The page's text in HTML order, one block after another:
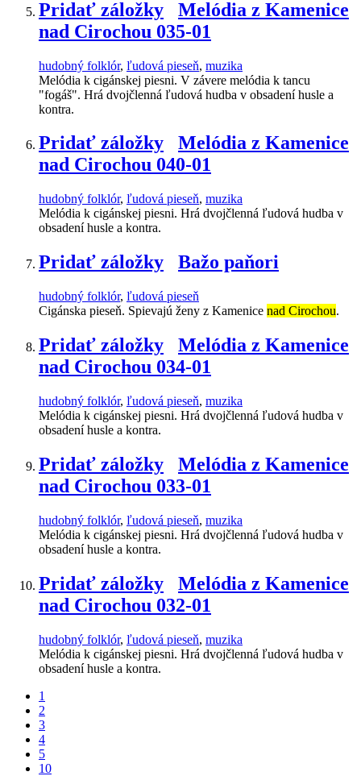
Pridať záložky
Melódia z Kamenice
nad Cirochou 035-01
hudobný folklór, ľudová pieseň, muzika
Melódia k cigánskej piesni. V závere melódia k tancu
"fogáš". Hrá dvojčlenná ľudová hudba v obsadení husle a
kontra.
Pridať záložky
Melódia z Kamenice
nad Cirochou 040-01
hudobný folklór, ľudová pieseň, muzika
Melódia k cigánskej piesni. Hrá dvojčlenná ľudová hudba v
obsadení husle a kontra.
Pridať záložky Bažo paňori
hudobný folklór, ľudová pieseň
Cigánska pieseň. Spievajú ženy z Kamenice nad Cirochou.
Pridať záložky
Melódia z Kamenice
nad Cirochou 034-01
hudobný folklór, ľudová pieseň, muzika
Melódia k cigánskej piesni. Hrá dvojčlenná ľudová hudba v
obsadení husle a kontra.
Pridať záložky
Melódia z Kamenice
nad Cirochou 033-01
hudobný folklór, ľudová pieseň, muzika
Melódia k cigánskej piesni. Hrá dvojčlenná ľudová hudba v
obsadení husle a kontra.
Pridať záložky
Melódia z Kamenice
nad Cirochou 032-01
hudobný folklór, ľudová pieseň, muzika
Melódia k cigánskej piesni. Hrá dvojčlenná ľudová hudba v
obsadení husle a kontra.
1
2
3
4
5
10